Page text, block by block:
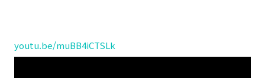
youtu.be/muBB4iCTSLk